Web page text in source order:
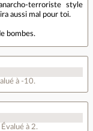
terroriste style
aussi mal pour toi.
bombes.
à -10.
Évalué à 2.